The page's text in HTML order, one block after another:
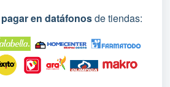
pagar en datáfonosde tiendas: